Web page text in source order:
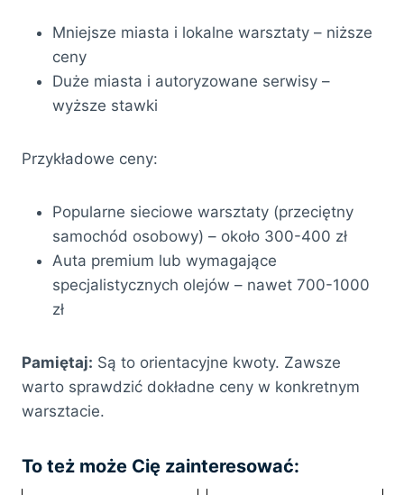
Mniejsze miasta i lokalne warsztaty – niższe
ceny
Duże miasta i autoryzowane serwisy –
wyższe stawki
Przykładowe ceny:
Popularne sieciowe warsztaty (przeciętny
samochód osobowy) – około 300-400 zł
Auta premium lub wymagające
specjalistycznych olejów – nawet 700-1000
zł
Pamiętaj: Są to orientacyjne kwoty. Zawsze
warto sprawdzić dokładne ceny w konkretnym
warsztacie.
To też może Cię zainteresować: